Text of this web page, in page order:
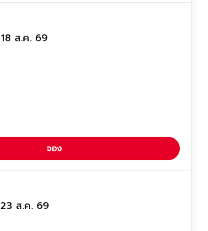
18 ส.ค. 69
จอง
23 ส.ค. 69